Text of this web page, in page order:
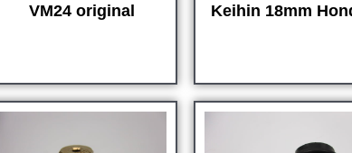
VM24 original
Keihin 18mm